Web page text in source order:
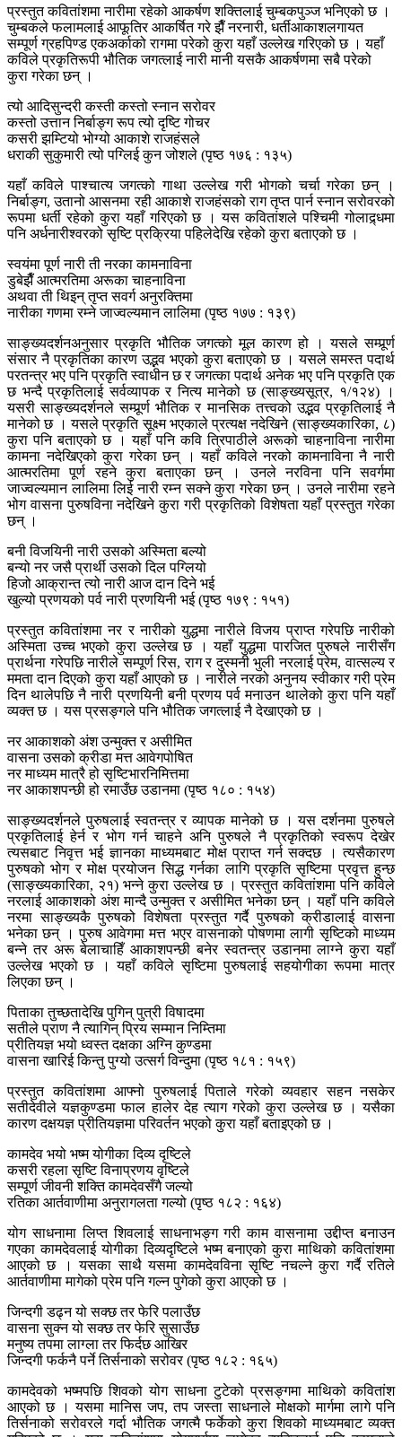
प्रस्तुत कवितांशमा नारीमा रहेको आकर्षण शक्तिलाई चुम्बकपुञ्ज भनिएको छ ।
चुम्बकले फलामलाई आफूतिर आकर्षित गरे झैँ नरनारी, धर्तीआकाशलगायत
सम्पूर्ण ग्रहपिण्ड एकअर्काको रागमा परेको कुरा यहाँ उल्लेख गरिएको छ । यहाँ
कविले प्रकृतिरूपी भौतिक जगत्लाई नारी मानी यसकै आकर्षणमा सबै परेको
कुरा गरेका छन् ।
त्यो आदिसुन्दरी कस्ती कस्तो स्नान सरोवर
कस्तो उत्तान निर्बाङ्ग रूप त्यो दृष्टि गोचर
कसरी झम्टियो भोग्यो आकाशे राजहंसले
धराकी सुकुमारी त्यो पग्लिई कुन जोशले (पृष्ठ १७६ : १३५)
यहाँ कविले पाश्चात्य जगत्को गाथा उल्लेख गरी भोगको चर्चा गरेका छन् ।
निर्बाङ्ग, उतानो आसनमा रही आकाशे राजहंसको राग तृप्त पार्न स्नान सरोवरको
रूपमा धर्ती रहेको कुरा यहाँ गरिएको छ । यस कवितांशले पश्चिमी गोलाद्र्धमा
पनि अर्धनारीश्वरको सृष्टि प्रक्रिया पहिलेदेखि रहेको कुरा बताएको छ ।
स्वयंमा पूर्ण नारी ती नरका कामनाविना
डुबेझैँ आत्मरतिमा अरूका चाहनाविना
अथवा ती थिइन् तृप्त सवर्ग अनुरक्तिमा
नारीका गणमा रम्ने जाज्वल्यमान लालिमा (पृष्ठ १७७ : १३९)
साङ्ख्यदर्शनअनुसार प्रकृति भौतिक जगत्को मूल कारण हो । यसले सम्पूर्र्ण
संसार नै प्रकृतिका कारण उद्भव भएको कुरा बताएको छ । यसले समस्त पदार्थ
परतन्त्र भए पनि प्रकृति स्वाधीन छ र जगत्का पदार्थ अनेक भए पनि प्रकृति एक
छ भन्दै प्रकृतिलाई सर्वव्यापक र नित्य मानेको छ (साङ्ख्यसूत्र, १/१२४) ।
यसरी साङ्ख्यदर्शनले सम्पूर्र्ण भौतिक र मानसिक तत्त्वको उद्भव प्रकृतिलाई नै
मानेको छ । यसले प्रकृति सूक्ष्म भएकाले प्रत्यक्ष नदेखिने (साङ्ख्यकारिका, ८)
कुरा पनि बताएको छ । यहाँ पनि कवि त्रिपाठीले अरूको चाहनाविना नारीमा
कामना नदेखिएको कुरा गरेका छन् । यहाँ कविले नरको कामनाविना नै नारी
आत्मरतिमा पूर्ण रहने कुरा बताएका छन् । उनले नरविना पनि सवर्गमा
जाज्वल्यमान लालिमा लिई नारी रम्न सक्ने कुरा गरेका छन् । उनले नारीमा रहने
भोग वासना पुरुषविना नदेखिने कुरा गरी प्रकृतिको विशेषता यहाँ प्रस्तुत गरेका
छन् ।
बनी विजयिनी नारी उसको अस्मिता बल्यो
बन्यो नर जसै प्रार्थी उसको दिल पग्लियो
हिजो आक्रान्त त्यो नारी आज दान दिने भई
खुल्यो प्रणयको पर्व नारी प्रणयिनी भई (पृष्ठ १७९ : १५१)
प्रस्तुत कवितांशमा नर र नारीको युद्धमा नारीले विजय प्राप्त गरेपछि नारीको
अस्मिता उच्च भएको कुरा उल्लेख छ । यहाँ युद्धमा पारजित पुरुषले नारीसँग
प्रार्थना गरेपछि नारीले सम्पूर्ण रिस, राग र दुस्मनी भुली नरलाई प्रेम, वात्सल्य र
ममता दान दिएको कुरा यहाँ आएको छ । नारीले नरको अनुनय स्वीकार गरी प्रेम
दिन थालेपछि नै नारी प्रणयिनी बनी प्रणय पर्व मनाउन थालेको कुरा पनि यहाँ
व्यक्त छ । यस प्रसङ्गले पनि भौतिक जगत्लाई नै देखाएको छ ।
नर आकाशको अंश उन्मुक्त र असीमित
वासना उसको क्रीडा मत्त आवेगपोषित
नर माध्यम मात्रै हो सृष्टिभारनिमित्तमा
नर आकाशपन्छी हो रमाउँछ उडानमा (पृष्ठ १८० : १५४)
साङ्ख्यदर्शनले पुरुषलाई स्वतन्त्र र व्यापक मानेको छ । यस दर्शनमा पुरुषले
प्रकृतिलाई हेर्न र भोग गर्न चाहने अनि पुरुषले नै प्रकृतिको स्वरूप देखेर
त्यसबाट निवृत्त भई ज्ञानका माध्यमबाट मोक्ष प्राप्त गर्न सक्दछ । त्यसैकारण
पुरुषको भोग र मोक्ष प्रयोजन सिद्ध गर्नका लागि प्रकृति सृष्टिमा प्रवृत्त हुन्छ
(साङ्ख्यकारिका, २१) भन्ने कुरा उल्लेख छ । प्रस्तुत कवितांशमा पनि कविले
नरलाई आकाशको अंश मान्दै उन्मुक्त र असीमित भनेका छन् । यहाँ पनि कविले
नरमा साङ्ख्यकै पुरुषको विशेषता प्रस्तुत गर्दै पुरुषको क्रीडालाई वासना
भनेका छन् । पुरुष आवेगमा मत्त भएर वासनाको पोषणमा लागी सृष्टिको माध्यम
बन्ने तर अरू बेलाचाहिँ आकाशपन्छी बनेर स्वतन्त्र उडानमा लाग्ने कुरा यहाँ
उल्लेख भएको छ । यहाँ कविले सृष्टिमा पुरुषलाई सहयोगीका रूपमा मात्र
लिएका छन् ।
पिताका तुच्छतादेखि पुगिन् पुत्री विषादमा
सतीले प्राण नै त्यागिन् प्रिय सम्मान निम्तिमा
प्रीतियज्ञ भयो ध्वस्त दक्षका अग्नि कुण्डमा
वासना खारिई किन्तु पुग्यो उत्सर्ग विन्दुमा (पृष्ठ १८१ : १५९)
प्रस्तुत कवितांशमा आफ्नो पुरुषलाई पिताले गरेको व्यवहार सहन नसकेर
सतीदेवीले यज्ञकुण्डमा फाल हालेर देह त्याग गरेको कुरा उल्लेख छ । यसैका
कारण दक्षयज्ञ प्रीतियज्ञमा परिवर्तन भएको कुरा यहाँ बताइएको छ ।
कामदेव भयो भष्म योगीका दिव्य दृष्टिले
कसरी रहला सृष्टि विनाप्रणय वृष्टिले
सम्पूर्ण जीवनी शक्ति कामदेवसँगै जल्यो
रतिका आर्तवाणीमा अनुरागलता गल्यो (पृष्ठ १८२ : १६४)
योग साधनामा लिप्त शिवलाई साधनाभङ्ग गरी काम वासनामा उद्दीप्त बनाउन
गएका कामदेवलाई योगीका दिव्यदृष्टिले भष्म बनाएको कुरा माथिको कवितांशमा
आएको छ । यसका साथै यसमा कामदेवविना सृष्टि नचल्ने कुरा गर्दै रतिले
आर्तवाणीमा मागेको प्रेम पनि गल्न पुगेको कुरा आएको छ ।
जिन्दगी डढ्न यो सक्छ तर फेरि पलाउँछ
वासना सुक्न यो सक्छ तर फेरि सुसाउँछ
मनुष्य तपमा लाग्ला तर फिर्दछ आखिर
जिन्दगी फर्कनै पर्ने तिर्सनाको सरोवर (पृष्ठ १८२ : १६५)
कामदेवको भष्मपछि शिवको योग साधना टुटेको प्रसङ्गमा माथिको कवितांश
आएको छ । यसमा मानिस जप, तप जस्ता साधनाले मोक्षको मार्गमा लागे पनि
तिर्सनाको सरोवरले गर्दा भौतिक जगत्मै फर्केको कुरा शिवको माध्यमबाट व्यक्त